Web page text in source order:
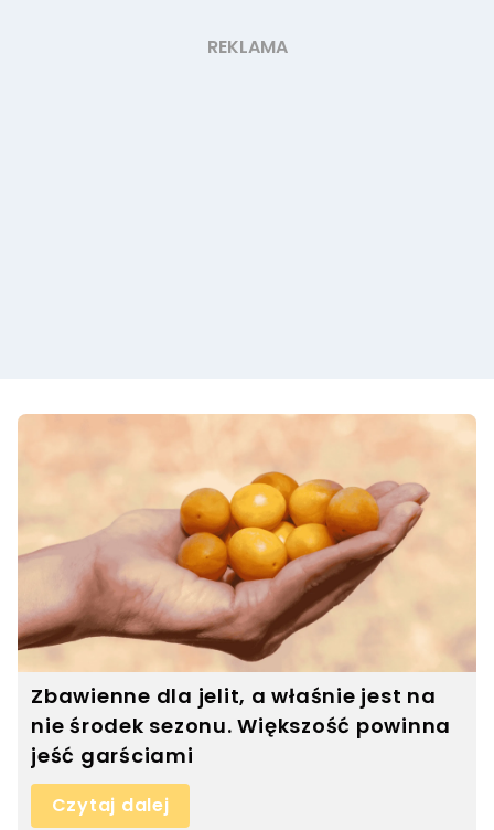
Zbawienne dla jelit, a właśnie jest na
nie środek sezonu. Większość powinna
jeść garściami
Czytaj dalej